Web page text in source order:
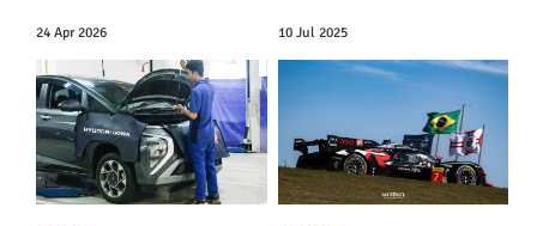
24 Apr 2026 10 Jul 2025